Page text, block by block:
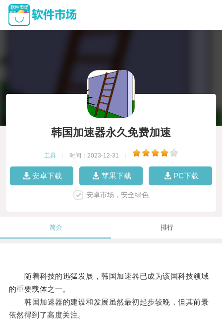
韩国加速器永久免费加速
工具 时间：2023-12-31
安卓下载 苹果下载 PC下载
安卓市场，安全绿色
简介 排行
随着科技的迅猛发展，韩国加速器已成为该国科技领域
的重要载体之一。
韩国加速器的建设和发展虽然最初起步较晚，但其前景
依然得到了高度关注。